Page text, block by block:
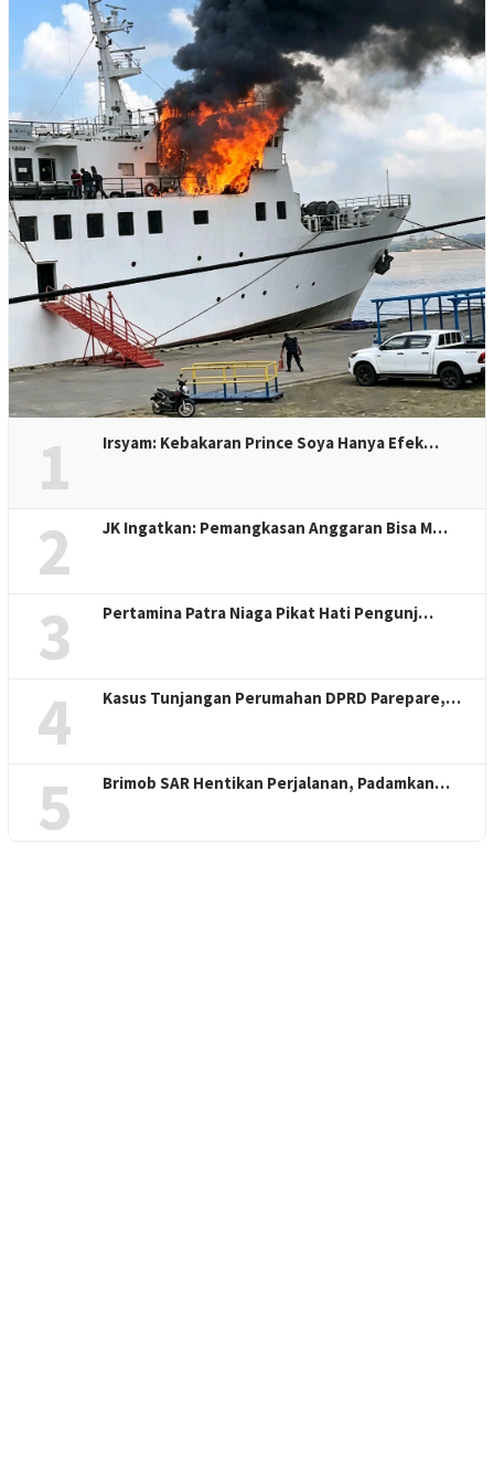
1 Irsyam: Kebakaran Prince Soya Hanya Efek…
2 JK Ingatkan: Pemangkasan Anggaran Bisa M…
3 Pertamina Patra Niaga Pikat Hati Pengunj…
4 Kasus Tunjangan Perumahan DPRD Parepare,…
5 Brimob SAR Hentikan Perjalanan, Padamkan…